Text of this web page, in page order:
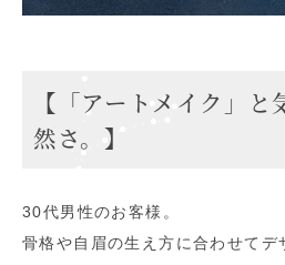
【「アートメイク」
然さ。】
30代男性のお客様。
骨格や自眉の生え方に合わせてデ